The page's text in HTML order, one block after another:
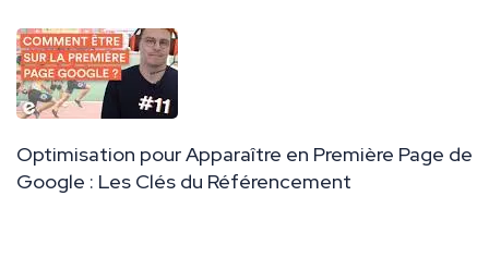
Optimisation pour Apparaître en Première Page de
Google : Les Clés du Référencement